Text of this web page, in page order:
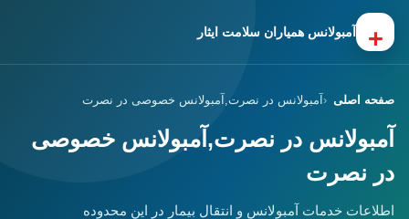
+ آمبولانس همیاران سلامت ایثار
صفحه اصلی آمبولانس در نصرت,آمبولانس خصوصی در نصرت
آمبولانس در نصرت,آمبولانس خصوصی
در نصرت
اطلاعات خدمات آمبولانس و انتقال بیمار در این محدوده